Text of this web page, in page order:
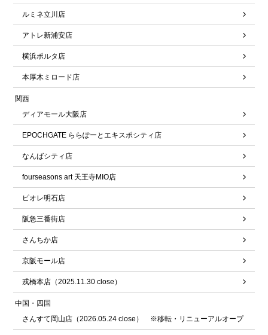
ルミネ立川店
アトレ新浦安店
横浜ポルタ店
本厚木ミロード店
関西
ディアモール大阪店
EPOCHGATE ららぽーとエキスポシティ店
なんばシティ店
fourseasons art 天王寺MIO店
ピオレ明石店
阪急三番街店
さんちか店
京阪モール店
戎橋本店（2025.11.30 close）
中国・四国
さんすて岡山店（2026.05.24 close） ※移転・リニューアルオープ